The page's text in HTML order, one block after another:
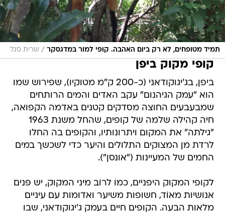
תמיד מטופחים, לא רק ביום האהבה. קופי למור במדגסקר / שרית סגל
קופי מקוק ביפן
ביפן, בג'יגוקודאני (כ-200 ק"מ מטוקיו), שפירוש שמו
הוא "עמק הגיהנום" עקב האדים והמים הרותחים
שמבעבעים החוצה מסדקים קטנים באדמה הקפואה,
חיה קהילה שלמה של קופים, שהחל משנת 1963
"גילתה" את המקום ויתרונותיו, והקופים בה החלו
לרדת מן המצוקים התלולים והיער כדי לשכשך במים
החמים של המעיינות ("אונסן").
לקופי המקוק היפניים, כמוֹ לרוֹב מיני המקוק, יש פּנים
אנושיות מאוֹד, חשופות משיער ואדומות עם עיניים
מלאות הבעה. הקופים חיים בעמק ג'יגוקודאני, שבו